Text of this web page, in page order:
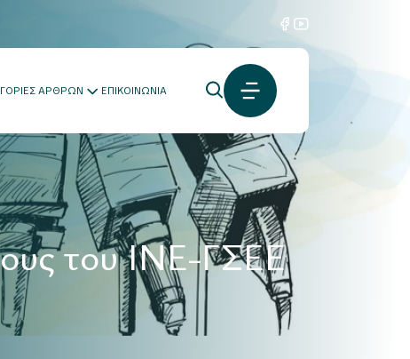
ΑΡΘΡΩΝ ΕΠΙΚΟΙΝΩΝΙΑ
του ΙΝΕ-ΓΣΕΕ